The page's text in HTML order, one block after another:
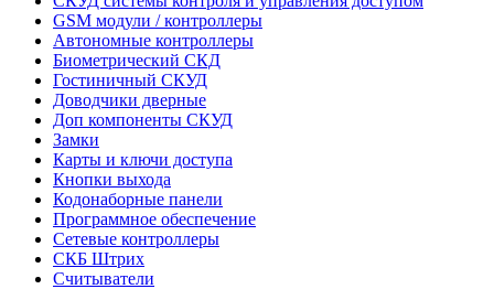
GSM модули / контроллеры
Автономные контроллеры
Биометрический СКД
Гостиничный СКУД
Доводчики дверные
Доп компоненты СКУД
Замки
Карты и ключи доступа
Кнопки выхода
Кодонаборные панели
Программное обеспечение
Сетевые контроллеры
СКБ Штрих
Считыватели